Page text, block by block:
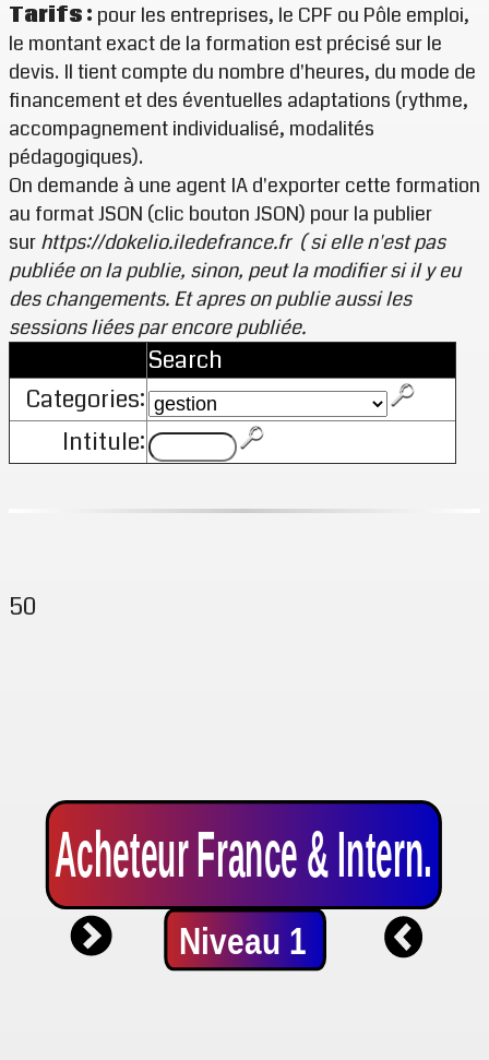
Tarifs : pour les entreprises, le CPF ou Pôle emploi,
le montant exact de la formation est précisé sur le
devis. Il tient compte du nombre d'heures, du mode de
financement et des éventuelles adaptations (rythme,
accompagnement individualisé, modalités
pédagogiques).
On demande à une agent IA d'exporter cette formation
au format JSON (clic bouton JSON) pour la publier
surhttps://dokelio.iledefrance.fr ( si elle n'est pas
publiée on la publie, sinon, peut la modifier si il y eu
des changements. Et apres on publie aussi les
sessions liées par encore publiée.
Search
Categories:
Intitule:
50